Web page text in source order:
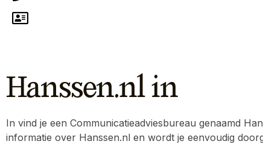
Hanssen.nl in
In vind je een Communicatieadviesbureau genaamd
informatie over Hanssen.nl en wordt je eenvoudig